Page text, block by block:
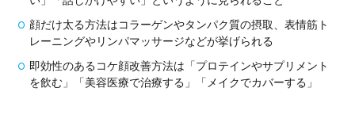
顔だけ太る方法はコラーゲンやタンパク質の摂取、表情筋ト
レーニングやリンパマッサージなどが挙げられる
即効性のあるコケ顔改善方法は「プロテインやサプリメント
を飲む」「美容医療で治療する」「メイクでカバーする」